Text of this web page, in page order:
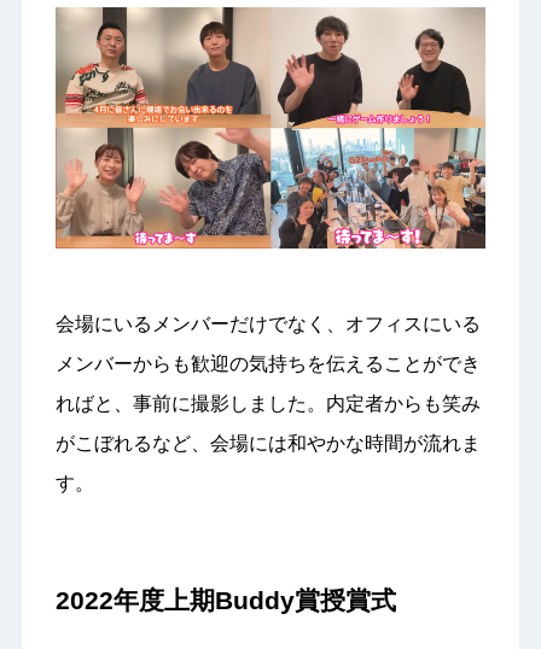
会場にいるメンバーだけでなく、オフィスにいる
メンバーからも歓迎の気持ちを伝えることができ
ればと、事前に撮影しました。内定者からも笑み
がこぼれるなど、会場には和やかな時間が流れま
す。
2022年度上期Buddy賞授賞式